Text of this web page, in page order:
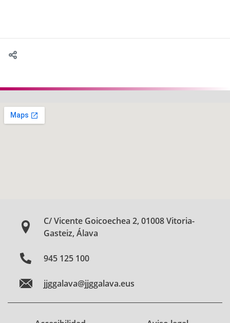
C/ Vicente Goicoechea 2, 01008 Vitoria-
Gasteiz, Álava
945 125 100
jjggalava@jjggalava.eus